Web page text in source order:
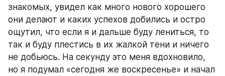
знакомых, увидел как много нового хорошего
они делают и каких успехов добились и остро
ощутил, что если я и дальше буду лениться, то
так и буду плестись в их жалкой тени и ничего
не добьюсь. На секунду это меня вдохновило,
но я подумал «сегодня же воскресенье» и начал